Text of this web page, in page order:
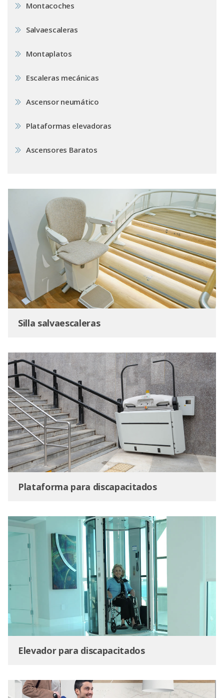
Montacoches
Salvaescaleras
Montaplatos
Escaleras mecánicas
Ascensor neumático
Plataformas elevadoras
Ascensores Baratos
Silla salvaescaleras
Plataforma para discapacitados
Elevador para discapacitados